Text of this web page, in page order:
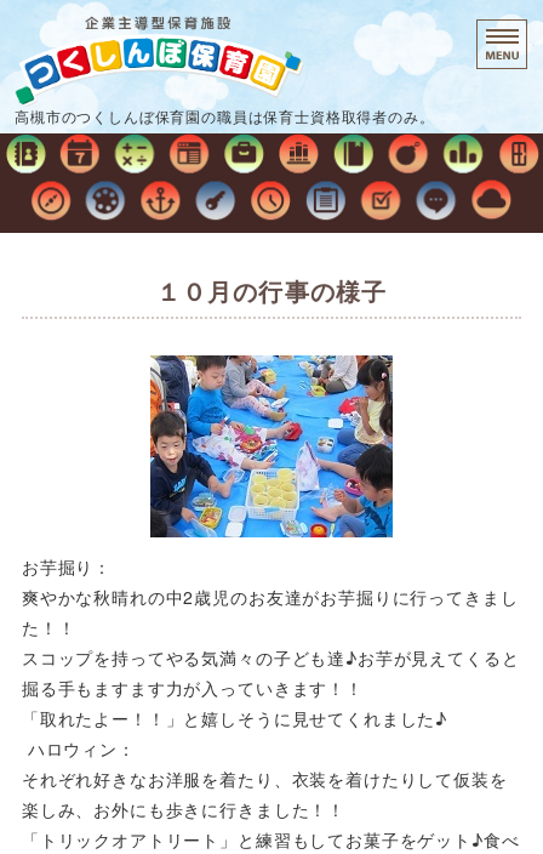
企業主導型
高槻市のつくしんぼ保育園の職員は保育士資格取得者のみ。
ホーム
保育時間・料金
施設概要
１０月の行事の様子
お芋掘り：
爽やかな秋晴れの中2歳児のお友達がお芋掘りに行ってきまし
た！
！
スコップを持ってやる気満々の子ども達♪お芋が見えてくると
掘る手もますます力が入っていきます！！
「取れたよー！！」と嬉しそうに見せてくれました♪
ハロウィン：
それぞれ好きなお洋服を着たり、 衣装を着けたりして仮装を
楽しみ、お外にも歩きに行きました！！
「トリックオアトリート」と練習もしてお菓子をゲット♪食べ